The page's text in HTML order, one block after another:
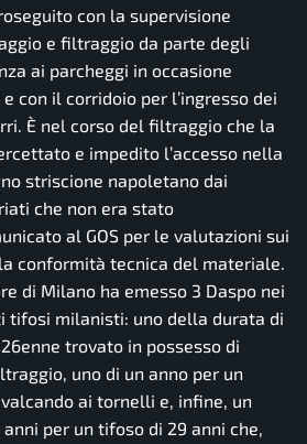
con la supervisione
e filtraggio da parte degli
ai parcheggi in occasione
con il corridoio per l’ingresso dei
È nel corso del filtraggio che la
e impedito l’accesso nella
striscione napoletano dai
che non era stato
al GOS per le valutazioni sui
conformità tecnica del materiale.
di Milano ha emesso 3 Daspo nei
milanisti: uno della durata di
trovato in possesso di
uno di un anno per un
ai tornelli e, infine, un
per un tifoso di 29 anni che,